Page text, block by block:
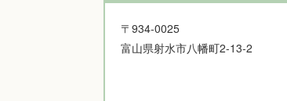
〒934-0025
富山県射水市八幡町2-13-2